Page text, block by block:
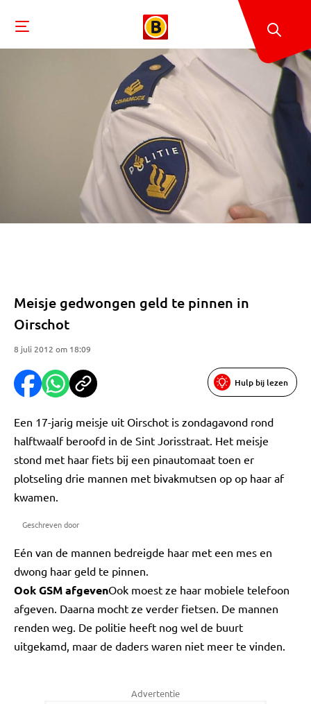
Meisje gedwongen geld te pinnen in
Oirschot
8 juli 2012 om 18:09
Hulp bij lezen
Een 17-jarig meisje uit Oirschot is zondagavond rond
halftwaalf beroofd in de Sint Jorisstraat. Het meisje
stond met haar fiets bij een pinautomaat toen er
plotseling drie mannen met bivakmutsen op op haar af
kwamen.
Geschreven door
Eén van de mannen bedreigde haar met een mes en
dwong haar geld te pinnen.
Ook GSM afgevenOok moest ze haar mobiele telefoon
afgeven. Daarna mocht ze verder fietsen. De mannen
renden weg. De politie heeft nog wel de buurt
uitgekamd, maar de daders waren niet meer te vinden.
Advertentie